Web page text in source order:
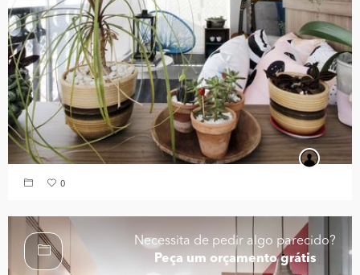
0
Necessita de pedir algo parecido?
Peça um orçamento grátis